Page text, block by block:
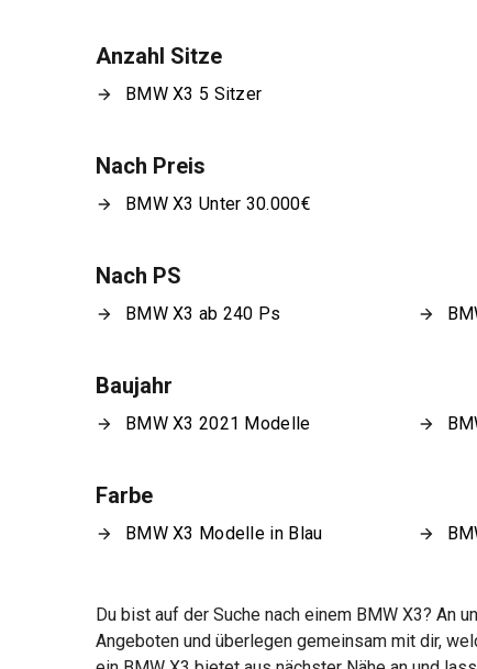
Anzahl Sitze
BMW X3 5 Sitzer
Nach Preis
BMW X3 Unter 30.000€
Nach PS
BMW X3 ab 240 Ps
Baujahr
BMW X3 2021 Modelle
Farbe
BMW X3 Modelle in Blau
Du bist auf der Suche nach einem BMW X3? An
Angeboten und überlegen gemeinsam mit dir,